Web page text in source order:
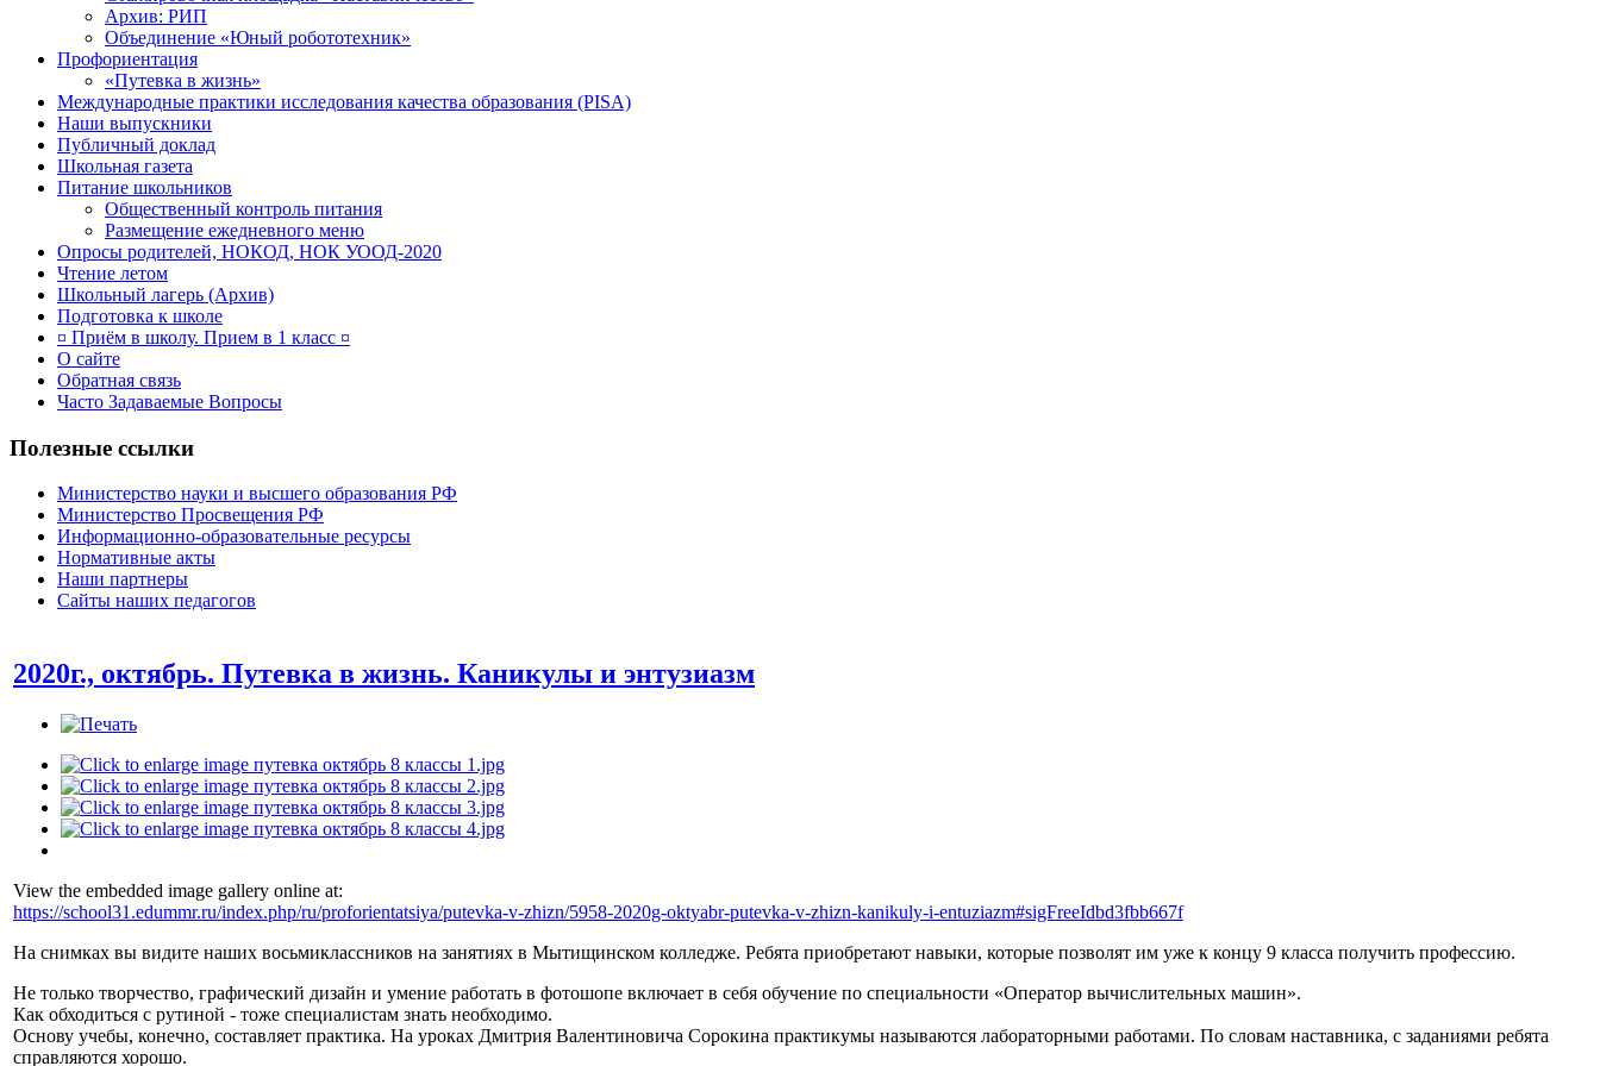
Архив: РИП
Объединение «Юный робототехник»
Профориентация
«Путевка в жизнь»
Международные практики исследования качества образования (PISA)
Наши выпускники
Публичный доклад
Школьная газета
Питание школьников
Общественный контроль питания
Размещение ежедневного меню
Опросы родителей, НОКОД, НОК УООД-2020
Чтение летом
Школьный лагерь (Архив)
Подготовка к школе
¤ Приём в школу. Прием в 1 класс ¤
О сайте
Обратная связь
Часто Задаваемые Вопросы
Полезные ссылки
Министерство науки и высшего образования РФ
Министерство Просвещения РФ
Информационно-образовательные ресурсы
Нормативные акты
Наши партнеры
Сайты наших педагогов
2020г., октябрь. Путевка в жизнь. Каникулы и энтузиазм
View the embedded image gallery online at:
https://school31.edummr.ru/index.php/ru/proforientatsiya/putevka-v-zhizn/5958-2020g-oktyabr-putevka-v-zhizn-kanikuly-i-entuziazm#sigFreeIdbd3fbb667f
На снимках вы видите наших восьмиклассников на занятиях в Мытищинском колледже. Ребята приобретают навыки, которые позволят им уже к концу 9 класса получить профессию.
Не только творчество, графический дизайн и умение работать в фотошопе включает в себя обучение по специальности «Оператор вычислительных машин».
Как обходиться с рутиной - тоже специалистам знать необходимо.
Основу учебы, конечно, составляет практика. На уроках Дмитрия Валентиновича Сорокина практикумы называются лабораторными работами. По словам наставника, с заданиями ребята
справляются хорошо.